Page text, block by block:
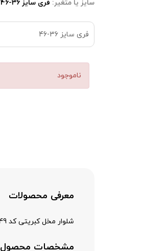
سایز یا متغیر: فری سایز 36-46
فری سایز 36-46
ناموجود
معرفی محصولات
شلوار مخل کبریتی کد 2549
مشخصات محصول